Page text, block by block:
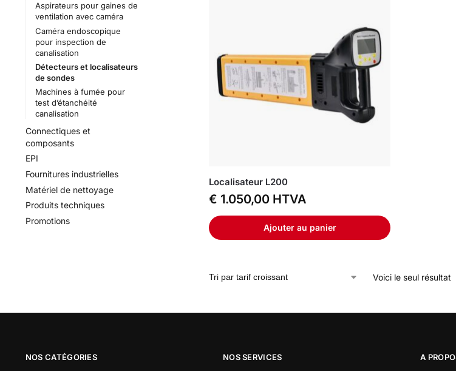
Localisateur L200
€ 1.050,00 HTVA
Ajouter au panier
Voici le seul résultat
Aspirateurs pour gaines de
ventilation avec caméra
Caméra endoscopique
pour inspection de
canalisation
Détecteurs et localisateurs
de sondes
Machines à fumée pour
test d’étanchéité
canalisation
Connectiques et
composants
EPI
Fournitures industrielles
Matériel de nettoyage
Produits techniques
Promotions
NOS CATÉGORIES NOS SERVICES A